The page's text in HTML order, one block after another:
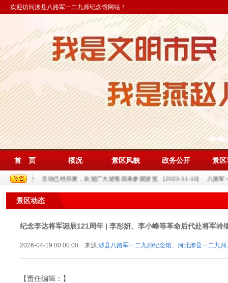
欢迎访问涉县八路军一二九师纪念馆网站！
首 页 概况 景区风貌 政务公开 景
七月特色活动已经开展，欢迎广大游客前来参观游览[2023-11-10] 八路军一二
景区动态
纪念李达将军诞辰121周年 | 李彤妍、李小峰等革命后代赴将军岭
2026-04-19 00:00:00 来源:涉县八路军一二九师纪念馆、河北涉县一二九
【责任编辑： 】